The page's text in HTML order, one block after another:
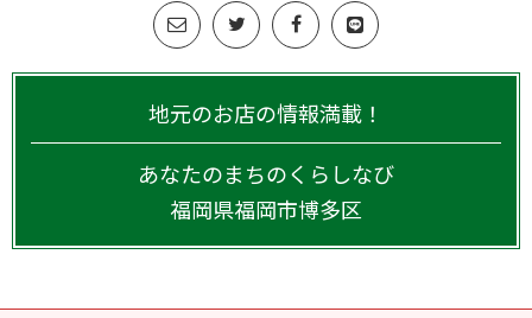
地元のお店の情報満載！
あなたのまちのくらしなび
福岡県福岡市博多区